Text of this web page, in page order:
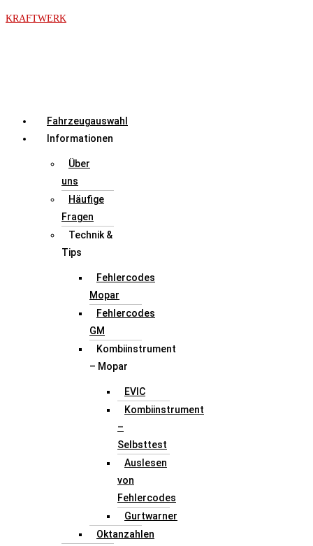
Zum
KRAFTWERK
Menü
Fahrzeugauswahl
Informationen
Über
uns
Häufige
Fragen
Technik &
Tips
Fehlercodes
Mopar
Fehlercodes
GM
Kombiinstrument
– Mopar
EVIC
Kombiinstrument
–
Selbsttest
Auslesen
von
Fehlercodes
Gurtwarner
Oktanzahlen